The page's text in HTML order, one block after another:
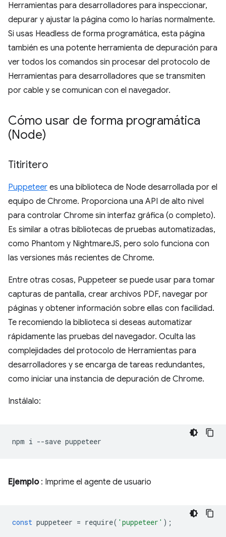
Herramientas para desarrolladores para inspeccionar,
depurar y ajustar la página como lo harías normalmente.
Si usas Headless de forma programática, esta página
también es una potente herramienta de depuración para
ver todos los comandos sin procesar del protocolo de
Herramientas para desarrolladores que se transmiten
por cable y se comunican con el navegador.
Cómo usar de forma programática
(Node)
Titiritero
Puppeteer es una biblioteca de Node desarrollada por el
equipo de Chrome. Proporciona una API de alto nivel
para controlar Chrome sin interfaz gráfica (o completo).
Es similar a otras bibliotecas de pruebas automatizadas,
como Phantom y NightmareJS, pero solo funciona con
las versiones más recientes de Chrome.
Entre otras cosas, Puppeteer se puede usar para tomar
capturas de pantalla, crear archivos PDF, navegar por
páginas y obtener información sobre ellas con facilidad.
Te recomiendo la biblioteca si deseas automatizar
rápidamente las pruebas del navegador. Oculta las
complejidades del protocolo de Herramientas para
desarrolladores y se encarga de tareas redundantes,
como iniciar una instancia de depuración de Chrome.
Instálalo:
npm i --save
Ejemplo: Imprime el agente de usuario
const puppeteer = require( 'puppeteer' );